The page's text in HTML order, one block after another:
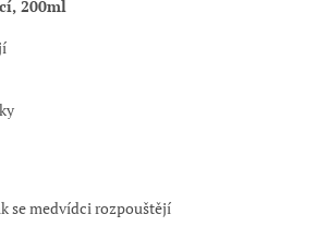
200ml
se medvídci rozpouštějí